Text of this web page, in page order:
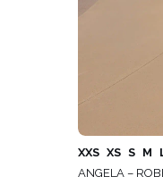
XXS XS S M
ANGELA –